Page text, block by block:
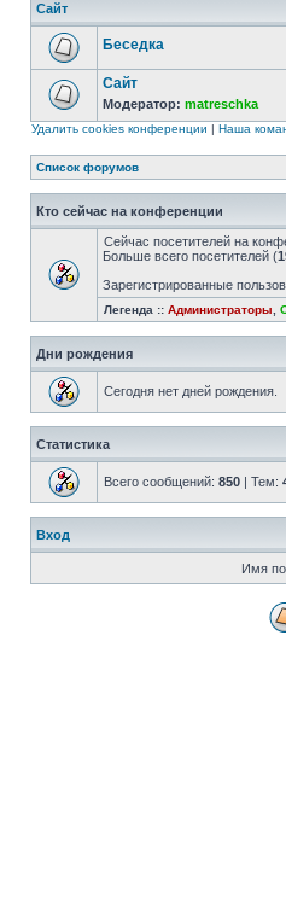
Сайт
Беседка
Сайт
Модератор: matreschka
Удалить cookies конференции | Наша
Список форумов
Кто сейчас на конференции
Сейчас посетителей на
Больше всего посетителей (
Зарегистрированные
Легенда :: Администраторы
Дни рождения
Сегодня нет дней рождения.
Статистика
Всего сообщений: 850 | Тем:
Вход
Имя